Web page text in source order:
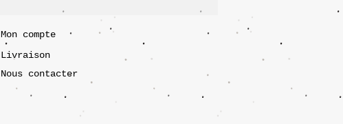
Nous contacter
Mon compte
Livraison